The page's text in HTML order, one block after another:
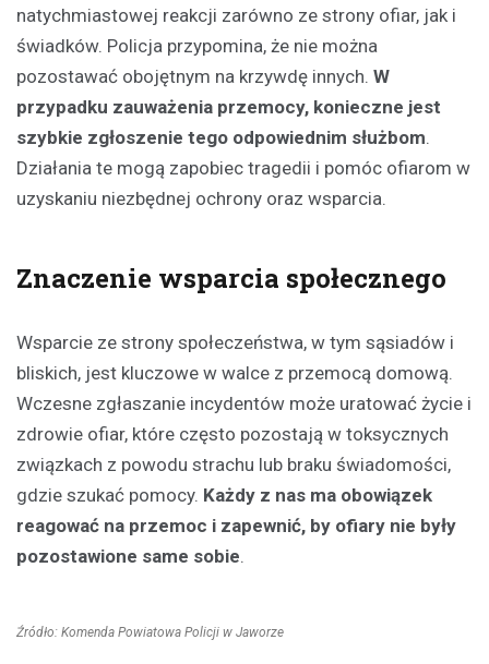
natychmiastowej reakcji zarówno ze strony ofiar, jak i
świadków. Policja przypomina, że nie można
pozostawać obojętnym na krzywdę innych. W
przypadku zauważenia przemocy, konieczne jest
szybkie zgłoszenie tego odpowiednim służbom.
Działania te mogą zapobiec tragedii i pomóc ofiarom w
uzyskaniu niezbędnej ochrony oraz wsparcia.
Znaczenie wsparcia społecznego
Wsparcie ze strony społeczeństwa, w tym sąsiadów i
bliskich, jest kluczowe w walce z przemocą domową.
Wczesne zgłaszanie incydentów może uratować życie i
zdrowie ofiar, które często pozostają w toksycznych
związkach z powodu strachu lub braku świadomości,
gdzie szukać pomocy. Każdy z nas ma obowiązek
reagować na przemoc i zapewnić, by ofiary nie były
pozostawione same sobie.
Źródło: Komenda Powiatowa Policji w Jaworze